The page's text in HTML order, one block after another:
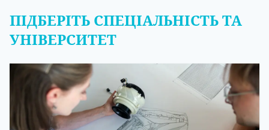
ПІДБЕРІТЬ СПЕЦІАЛЬНІСТЬ ТА
УНІВЕРСИТЕТ